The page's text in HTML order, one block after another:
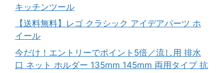
キッチンツール
【送料無料】レゴ クラシック アイデアパーツ ホ
イール
今だけ！エントリーでポイント5倍／流し用 排水
口 ネット ホルダー 135mm 145mm 両用タイプ 抗